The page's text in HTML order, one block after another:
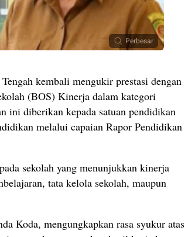
Perbesar
kembali mengukir prestasi dengan
(BOS) Kinerja dalam kategori
ini diberikan kepada satuan pendidikan
melalui capaian Rapor Pendidikan
sekolah yang menunjukkan kinerja
tata kelola sekolah, maupun
Koda, mengungkapkan rasa syukur atas